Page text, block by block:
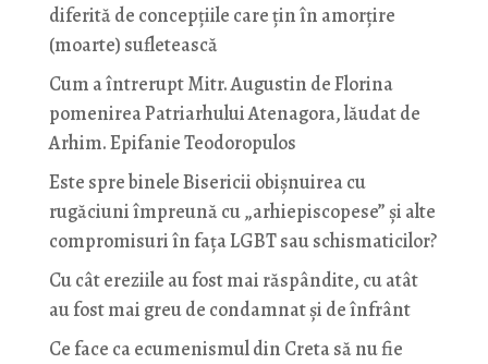
diferită de concepțiile care țin în amorțire
(moarte) sufletească
Cum a întrerupt Mitr. Augustin de Florina
pomenirea Patriarhului Atenagora, lăudat de
Arhim. Epifanie Teodoropulos
Este spre binele Bisericii obișnuirea cu
rugăciuni împreună cu „arhiepiscopese” și alte
compromisuri în fața LGBT sau schismaticilor?
Cu cât ereziile au fost mai răspândite, cu atât
au fost mai greu de condamnat și de înfrânt
Ce face ca ecumenismul din Creta să nu fie